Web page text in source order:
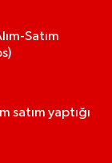
Satım
satım yaptığı